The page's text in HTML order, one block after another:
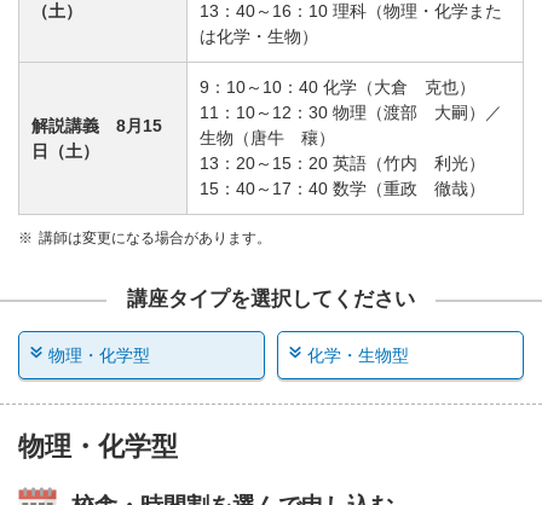
（土）
13：40～16：10 理科（物理・化学また
は化学・生物）
解説講義 8月15
日（土）
9：10～10：40 化学（大倉 克也）
11：10～12：30 物理（渡部 大嗣）／
生物（唐牛 穰）
13：20～15：20 英語（竹内 利光）
15：40～17：40 数学（重政 徹哉）
講師は変更になる場合があります。
講座タイプを選択してください
物理・化学型
物理・化学型
化学・生物型